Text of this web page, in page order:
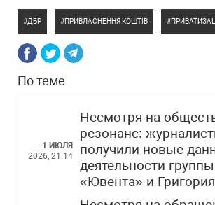
ДБР ПРИВЛАСНЕННЯ КОШТІВ
По теме
1 ИЮЛЯ
2026, 21:14
Несмотря на
резонанс:
получили новые
деятельности
«Ювента» и